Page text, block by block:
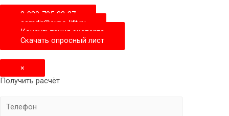
8-929-705-83-37
samdir@expo-lift.ru
Консультация эксперта
Скачать опросный лиcт
×
Получить расчёт